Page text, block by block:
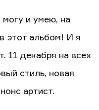
могу и умею, на
этот альбом! И я
11 декабря на всех
стиль, новая
артист.